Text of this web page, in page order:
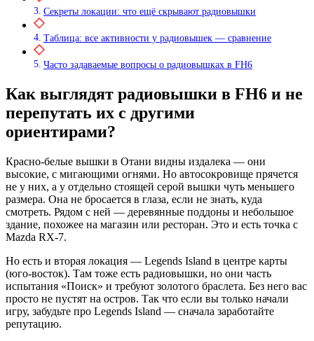
Секреты локации: что ещё скрывают радиовышки
Таблица: все активности у радиовышек — сравнение
Часто задаваемые вопросы о радиовышках в FH6
Как выглядят радиовышки в FH6 и не
перепутать их с другими
ориентирами?
Красно-белые вышки в Отани видны издалека — они
высокие, с мигающими огнями. Но автосокровище прячется
не у них, а у отдельно стоящей серой вышки чуть меньшего
размера. Она не бросается в глаза, если не знать, куда
смотреть. Рядом с ней — деревянные поддоны и небольшое
здание, похожее на магазин или ресторан. Это и есть точка с
Mazda RX-7.
Но есть и вторая локация — Legends Island в центре карты
(юго-восток). Там тоже есть радиовышки, но они часть
испытания «Поиск» и требуют золотого браслета. Без него вас
просто не пустят на остров. Так что если вы только начали
игру, забудьте про Legends Island — сначала заработайте
репутацию.